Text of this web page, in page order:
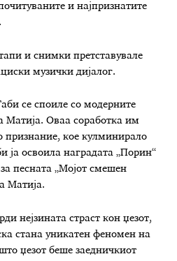
и најпризнатите
и снимки претставувале
музички дијалог.
се споиле со модерните
Матија. Оваа соработка им
признание, кое кулминирало
ја освоила наградата „Порин“
песната „Мојот смешен
Матија.
нејзината страст кон џезот,
стана уникатен феномен на
џезот беше заедничкиот